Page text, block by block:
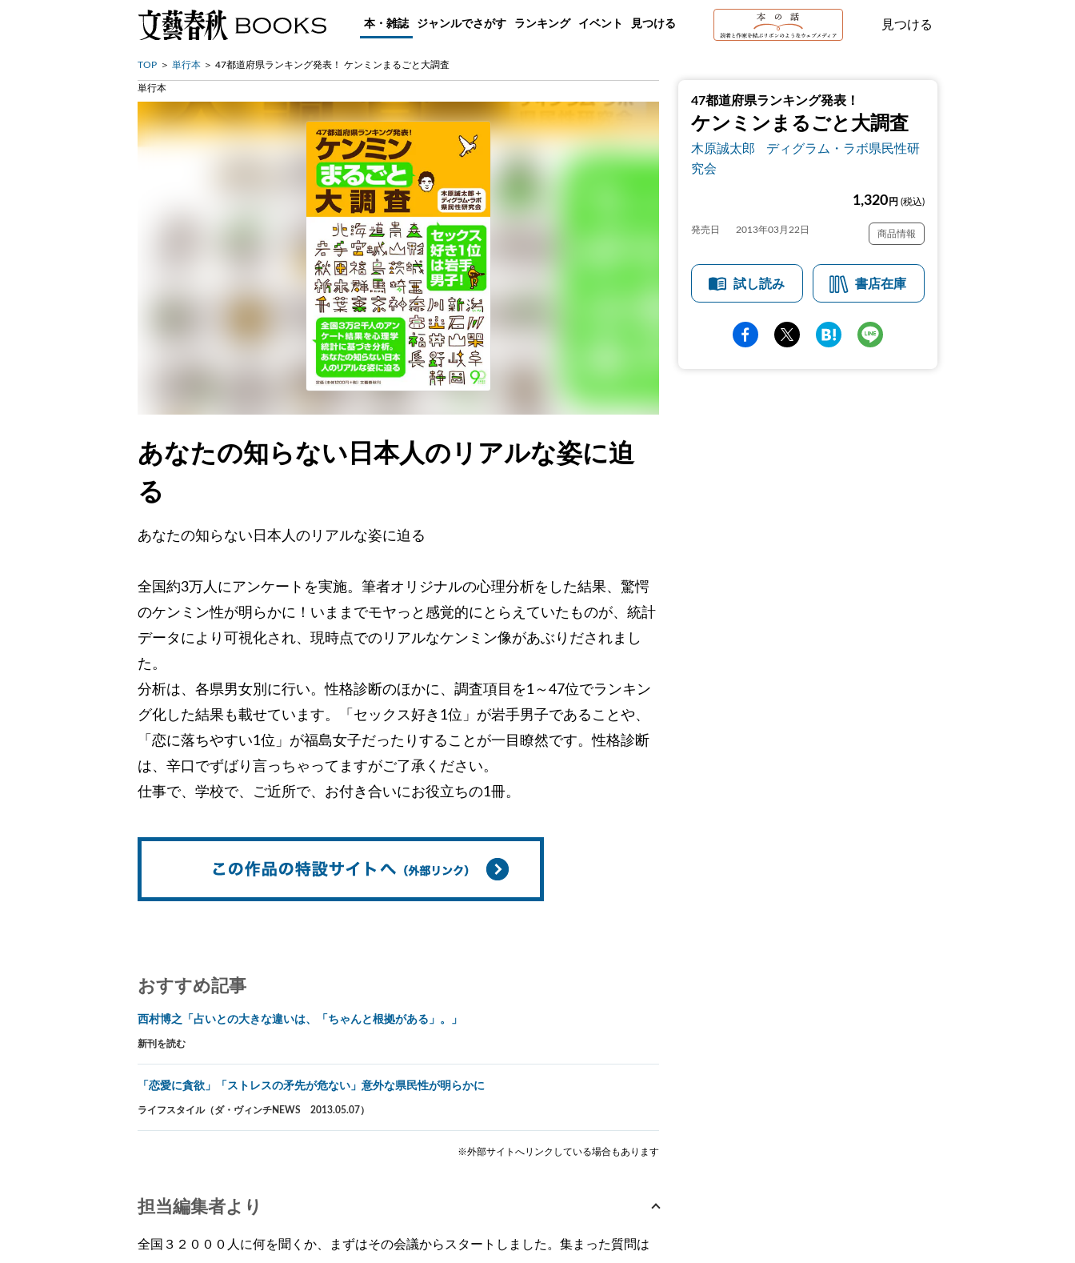
本・雑誌 ジャンルでさがす ランキング イベント 見つける 見つける
TOP 単行本 47都道府県ランキング発表！ ケンミンまるごと大調査
47都道府県ランキング発表！
ケンミンまるごと大調査
木原誠太郎
ディグラム・ラボ県民性研
究会
1,320 円 (税込)
発売日 2013年03月22日 商品情報
試し読み 書店在庫
単行本
あなたの知らない日本人のリアルな姿に迫
る
あなたの知らない日本人のリアルな姿に迫る
全国約3万人にアンケートを実施。筆者オリジナルの心理分析をした結果、驚愕
のケンミン性が明らかに！いままでモヤっと感覚的にとらえていたものが、統計
データにより可視化され、現時点でのリアルなケンミン像があぶりだされまし
た。
分析は、各県男女別に行い。性格診断のほかに、調査項目を1～47位でランキン
グ化した結果も載せています。「セックス好き1位」が岩手男子であることや、
「恋に落ちやすい1位」が福島女子だったりすることが一目瞭然です。性格診断
は、辛口でずばり言っちゃってますがご了承ください。
仕事で、学校で、ご近所で、お付き合いにお役立ちの1冊。
おすすめ記事
西村博之「占いとの大きな違いは、「ちゃんと根拠がある」。」
新刊を読む
「恋愛に貪欲」「ストレスの矛先が危ない」意外な県民性が明らかに
ライフスタイル（ダ・ヴィンチNEWS 2013.05.07）
※外部サイトへリンクしている場合もあります
担当編集者より
全国３２０００人に何を聞くか、まずはその会議からスタートしました。集まった質問は